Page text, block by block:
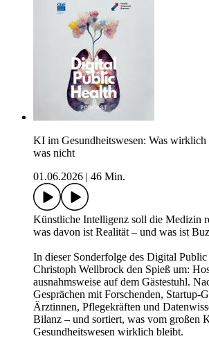
KI im Gesundheitswesen: Was
was nicht
01.06.2026
46 Min.
Künstliche Intelligenz soll die Medizin
was davon ist Realität – und was ist
In dieser Sonderfolge des Digital
Christoph Wellbrock den Spieß um:
ausnahmsweise auf dem Gästestuhl.
Gesprächen mit Forschenden, Startup-
Ärztinnen, Pflegekräften und
Bilanz – und sortiert, was vom großen
Gesundheitswesen wirklich bleibt.